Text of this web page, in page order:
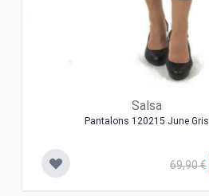
Salsa
Pantalons 120215 June Gris
69,90 €